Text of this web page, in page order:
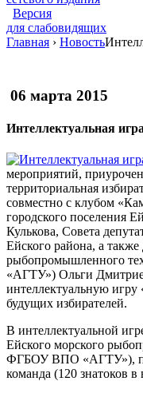
Версия
для слабовидящих
Главная › Новость
06 марта 2015
Интеллектуальная
мероприятий,
территориальная
совместно с клубом
городского поселения
Кулькова, Совета
Ейского района, а
рыбопромышленного
«АГТУ») Ольги
интеллектуальную
будущих избирателей.
В интеллектуальной
Ейского морского
ФГБОУ ВПО «АГТУ»),
команда (120 знатоков в